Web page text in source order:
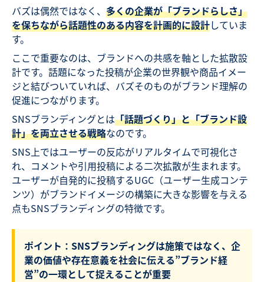
バズは偶然ではなく、 多くの企業が「ブランドらしさ」
を保ちながら話題性のある内容を計画的に設計していま
す。
ここで重要なのは、ブランドへの共感を軸とした拡散設
計です。話題になった投稿が企業の世界観や商品イメー
ジと結びついていれば、バズそのものがブランド理解の
促進につながります。
SNSブランディングとは「話題づくり」と「ブランド設
計」を両立させる戦略なのです。
SNS上ではユーザーの反応がリアルタイムで可視化さ
れ、コメントや引用投稿による二次拡散が生まれます。
ユーザーが自発的に投稿するUGC（ユーザー生成コンテ
ンツ）がブランドイメージの構築に大きな影響を与える
点もSNSブランディングの特徴です。
ポイント：SNSブランディングは施策ではなく、企
業の価値や存在意義を社会に伝える”ブランド経
営”の一環として捉えることが重要